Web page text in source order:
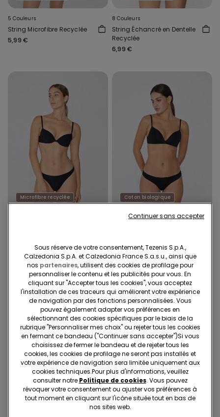
5 Couleurs
String Microfibre Recyclée
5,99 €
8 Couleurs
String Échancré en Dentelle
Recyclée
6,99 €
Microfibre recyclée
String Microfibre Recyclée
5,99 €
Coton biologique
5,99 €
Coton biologique
Dentelle recyclée
Sous réserve de votre consentement, Tezenis S.p.A.,
Calzedonia S.p.A. et Calzedonia France S.a.s.u., ainsi que
nos partenaires, utilisent des cookies de profilage pour
personnaliser le contenu et les publicités pour vous. En
cliquant sur "Accepter tous les cookies", vous acceptez
l'installation de ces traceurs qui améliorent votre expérience
de navigation par des fonctions personnalisées. Vous
pouvez également adapter vos préférences en
sélectionnant des cookies spécifiques par le biais de la
rubrique "Personnaliser mes choix" ou rejeter tous les cookies
en fermant ce bandeau ("Continuer sans accepter")​Si vous
choisissez de fermer le bandeau et de rejeter tous les
cookies, les cookies de profilage ne seront pas installés et
votre expérience de navigation sera limitée uniquement aux
cookies techniques.​Pour plus d'informations, veuillez
consulter notre Politique de cookies. Vous pouvez
révoquer votre consentement ou ajuster vos préférences à
tout moment en cliquant sur l'icône située tout en bas de
nos sites web.
Continuer sans accepter